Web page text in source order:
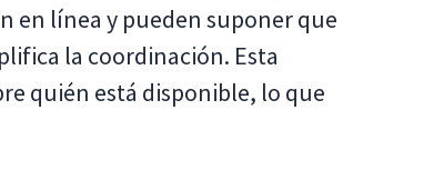
en línea y pueden suponer que
la coordinación. Esta
quién está disponible, lo que